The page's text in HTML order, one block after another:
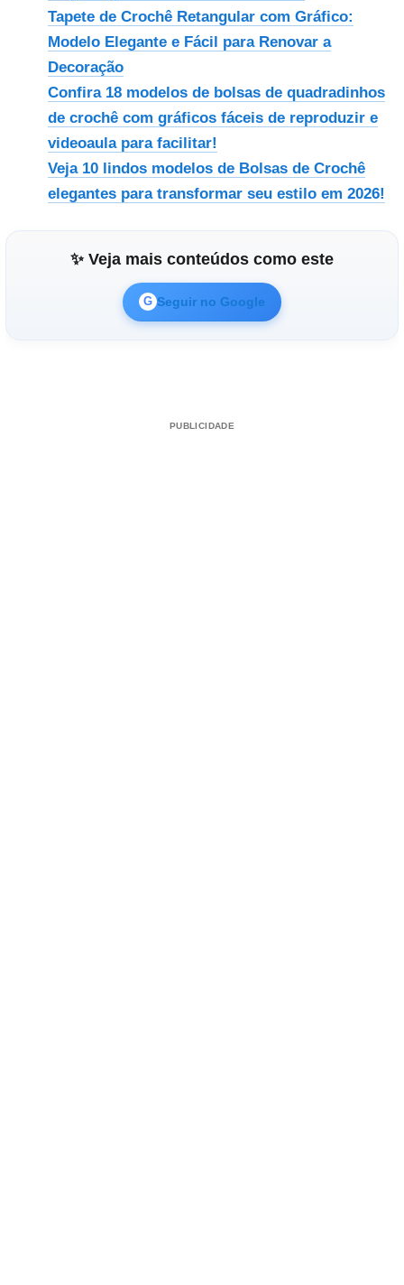
Tapete de Crochê Retangular com Gráfico:
Modelo Elegante e Fácil para Renovar a
Decoração
Confira 18 modelos de bolsas de quadradinhos
de crochê com gráficos fáceis de reproduzir e
videoaula para facilitar!
Veja 10 lindos modelos de Bolsas de Crochê
elegantes para transformar seu estilo em 2026!
✨ Veja mais conteúdos como este
G Seguir no Google
PUBLICIDADE